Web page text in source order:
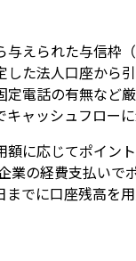
えられた与信枠
た法人口座から
電話の有無など
ャッシュフロー
に応じてポイン
業の経費支払い
でに口座残高を